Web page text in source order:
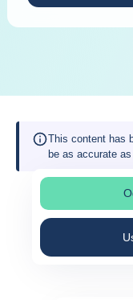
This content has
be as accurate